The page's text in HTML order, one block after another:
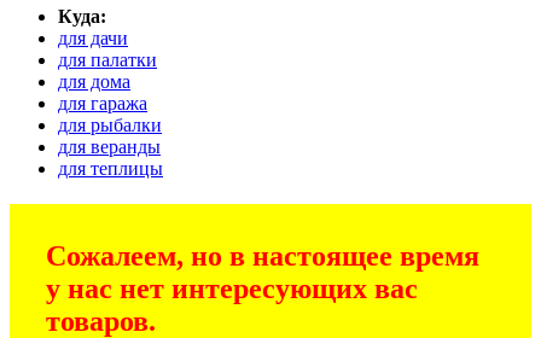
Куда:
для дачи
для палатки
для дома
для гаража
для рыбалки
для веранды
для теплицы
Сожалеем, но в настоящее время
у нас нет интересующих вас
товаров.